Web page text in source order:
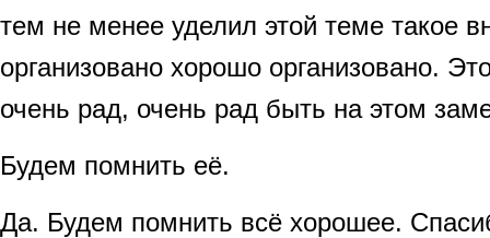
тем не менее уделил этой теме такое
организовано хорошо организовано.
очень рад, очень рад быть на этом
Будем помнить её.
Да. Будем помнить всё хорошее.